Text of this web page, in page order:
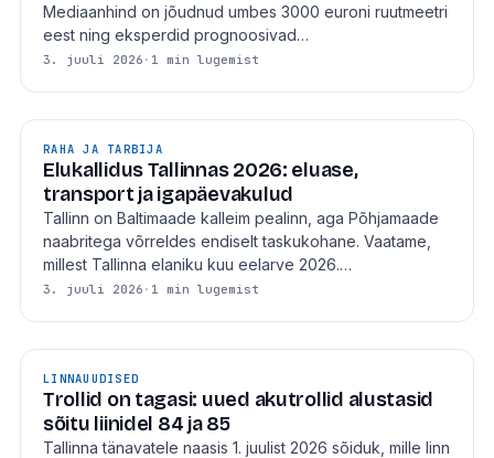
Mediaanhind on jõudnud umbes 3000 euroni ruutmeetri
eest ning eksperdid prognoosivad…
3. juuli 2026 · 1 min lugemist
RAHA JA TARBIJA
Elukallidus Tallinnas 2026: eluase,
transport ja igapäevakulud
Tallinn on Baltimaade kalleim pealinn, aga Põhjamaade
naabritega võrreldes endiselt taskukohane. Vaatame,
millest Tallinna elaniku kuu eelarve 2026.…
3. juuli 2026 · 1 min lugemist
LINNAUUDISED
Trollid on tagasi: uued akutrollid alustasid
sõitu liinidel 84 ja 85
Tallinna tänavatele naasis 1. juulist 2026 sõiduk, mille linn